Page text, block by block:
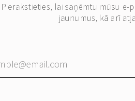
Pierakstieties, lai saņēmtu mūsu e-
jaunumus, kā arī